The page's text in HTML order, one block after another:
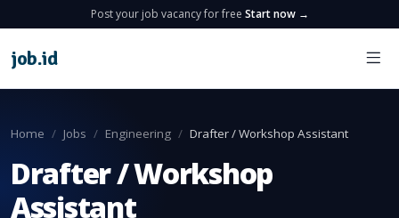
Post your job vacancy for free Start now →
job.id
Home Jobs Engineering Drafter / Workshop Assistant
Drafter / Workshop
Assistant